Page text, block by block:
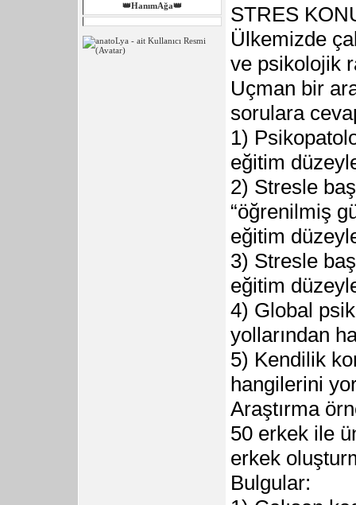
👑HanımAğa👑
STRES
Ülkemizde
ve psikolojik
Uçman bir
sorulara
1)
eğitim
2) Stresle
“öğrenilmiş
eğitim
3) Stresle
eğitim
4) Global
yollarından
5) Kendilik
hangilerini
Araştırma
50 erkek ile
erkek
Bulgular: